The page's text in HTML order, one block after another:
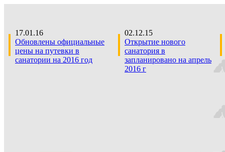
17.01.16
Обновлены официальные
цены на путевки в
санатории на 2016 год
02.12.15
Открытие нового
санатория в
запланировано на апрель
2016 г